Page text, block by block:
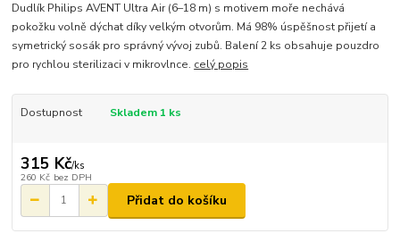
Dudlík Philips AVENT Ultra Air (6–18 m) s motivem moře nechává
pokožku volně dýchat díky velkým otvorům. Má 98% úspěšnost přijetí a
symetrický sosák pro správný vývoj zubů. Balení 2 ks obsahuje pouzdro
pro rychlou sterilizaci v mikrovlnce. celý popis
Dostupnost Skladem 1 ks
315 Kč/ks
260 Kč bez DPH
Přidat do košíku